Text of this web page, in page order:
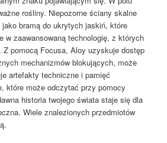
rośliny. Niepozorne ściany skalne
jako bramą do ukrytych jaskiń, które
w zaawansowaną technologię, z których
Z pomocą Focusa, Aloy uzyskuje dostęp
mechanizmów blokujących, może
artefakty techniczne i pamięć
które może odczytać przy pomocy
historia twojego świata staje się dla
Wiele znalezionych przedmiotów